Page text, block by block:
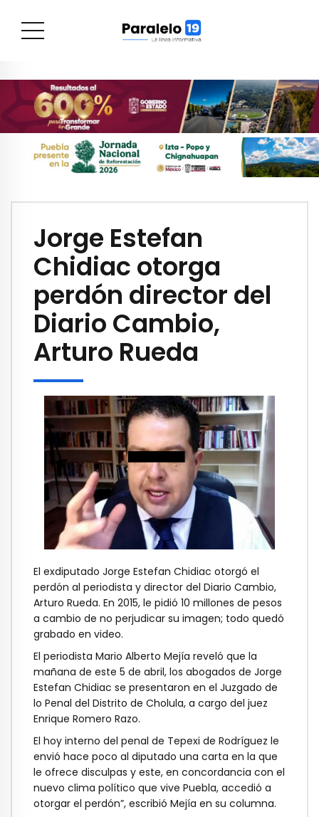
Jorge Estefan
Chidiac otorga
perdón director del
Diario Cambio,
Arturo Rueda
El exdiputado Jorge Estefan Chidiac otorgó el
perdón al periodista y director del Diario Cambio,
Arturo Rueda. En 2015, le pidió 10 millones de pesos
a cambio de no perjudicar su imagen; todo quedó
grabado en video.
El periodista Mario Alberto Mejía reveló que la
mañana de este 5 de abril, los abogados de Jorge
Estefan Chidiac se presentaron en el Juzgado de
lo Penal del Distrito de Cholula, a cargo del juez
Enrique Romero Razo.
El hoy interno del penal de Tepexi de Rodríguez le
envió hace poco al diputado una carta en la que
le ofrece disculpas y este, en concordancia con el
nuevo clima político que vive Puebla, accedió a
otorgar el perdón”, escribió Mejía en su columna.